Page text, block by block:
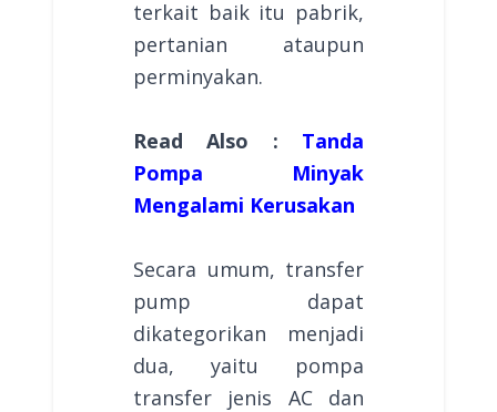
terkait baik itu pabrik,
pertanian ataupun
perminyakan.
Read Also : Tanda
Pompa Minyak
Mengalami Kerusakan
Secara umum, transfer
pump dapat
dikategorikan menjadi
dua, yaitu pompa
transfer jenis AC dan